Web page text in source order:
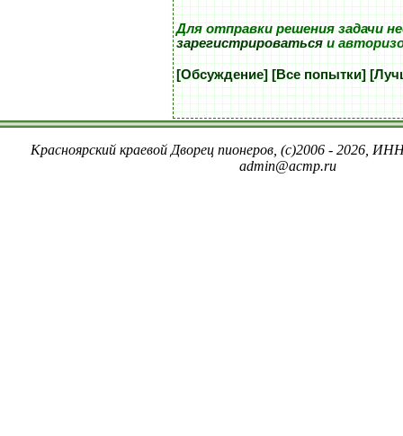
Для отправки решения задачи
зарегистрироватьсяи
[Обсуждение] [Все попытки]
Красноярский краевой Дворец пионеров, (c)2006 - 2026,
admin@acmp.ru